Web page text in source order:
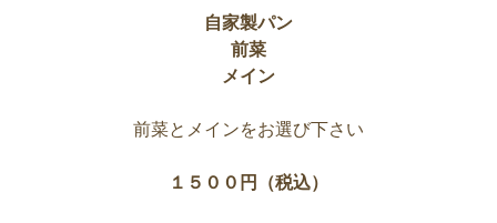
自家製パン
前菜
メイン
前菜とメインをお選び下さい
１５００円（税込）